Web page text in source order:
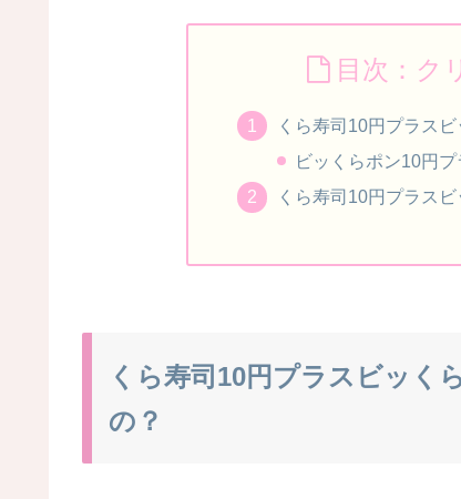
目次：ク
くら寿司10円プラス
ビッくらポン10円
くら寿司10円プラス
くら寿司10円プラスビッく
の？